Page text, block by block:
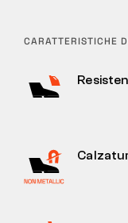
CARATTERISTICHE